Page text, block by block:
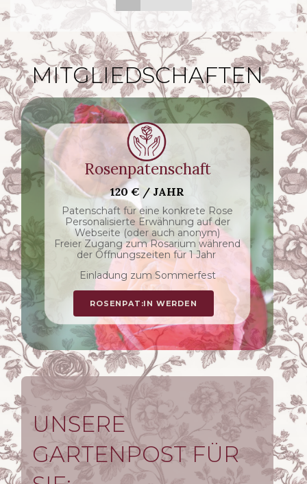
MITGLIEDSCHAFTEN
Rosenpatenschaft
120 € / JAHR
Patenschaft für eine konkrete Rose
Personalisierte Erwähnung auf der
Webseite (oder auch anonym)
Freier Zugang zum Rosarium während
der Öffnungszeiten für 1 Jahr
Einladung zum Sommerfest
ROSENPAT:IN WERDEN
Sponsoring Garteninterieur
AB 500 € / JAHR
sichtbare Nennung auf der
Webseite und im Rosarium mit einer
Tafel
Freier Zugang zum Rosarium während
der Öffnungszeiten für 1 Jahr
Einladung zum Sommerfest
SPONSOR:IN WERDEN
UNSERE
GARTENPOST FÜR